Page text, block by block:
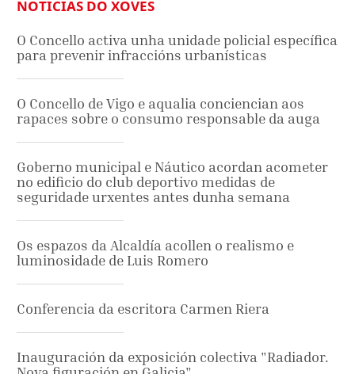
NOTICIAS DO XOVES
O Concello activa unha unidade policial específica
para prevenir infraccións urbanísticas
O Concello de Vigo e aqualia conciencian aos
rapaces sobre o consumo responsable da auga
Goberno municipal e Náutico acordan acometer
no edificio do club deportivo medidas de
seguridade urxentes antes dunha semana
Os espazos da Alcaldía acollen o realismo e
luminosidade de Luis Romero
Conferencia da escritora Carmen Riera
Inauguración da exposición colectiva "Radiador.